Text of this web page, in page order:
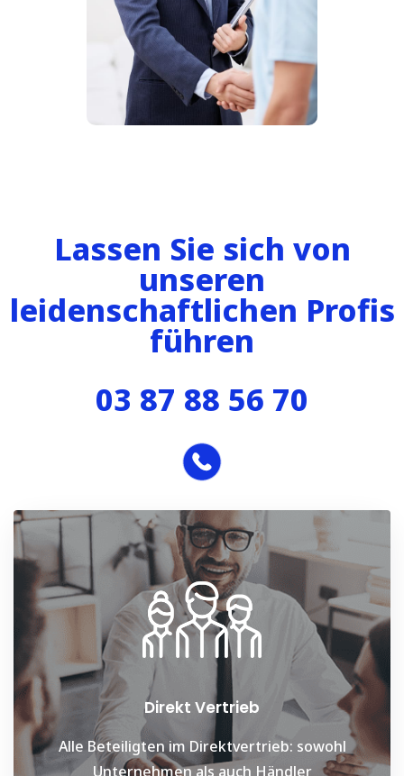
Lassen Sie sich von
unseren
leidenschaftlichen Profis
führen
03 87 88 56 70
Direkt Vertrieb
Alle Beteiligten im Direktvertrieb: sowohl
Unternehmen als auch Händler